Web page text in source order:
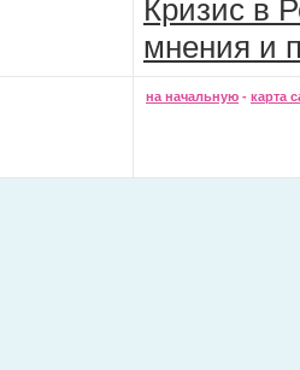
Кризис в
мнения и
на начальную - карта